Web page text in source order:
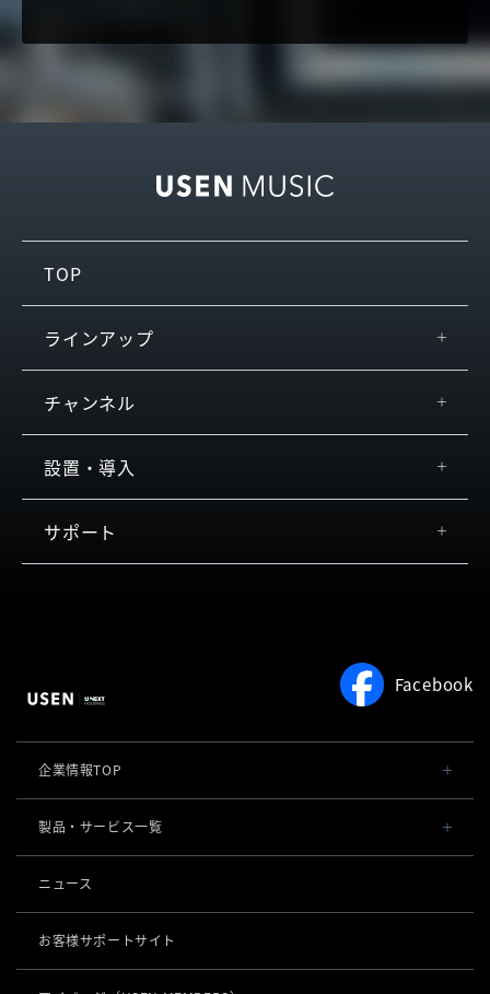
TOP
ラインアップ
by JOYSOUND
USEN MUSIC
USEN MUSIC PRX／Enterprise
チャンネル
店内放送
設置・導入
サポート
サービスをご利用中の方
Facebook
企業情報TOP
会社概要・役員一覧
社長メッセージ
製品・サービス一覧
POSレジ 他
USENセルフレジ
オーダーシステム
導入事例
ニュース
お客様サポートサイト